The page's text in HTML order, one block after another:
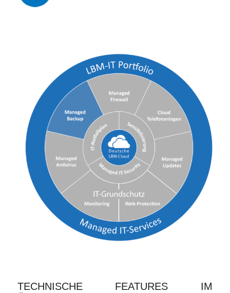
TECHNISCHE FEATURES IM